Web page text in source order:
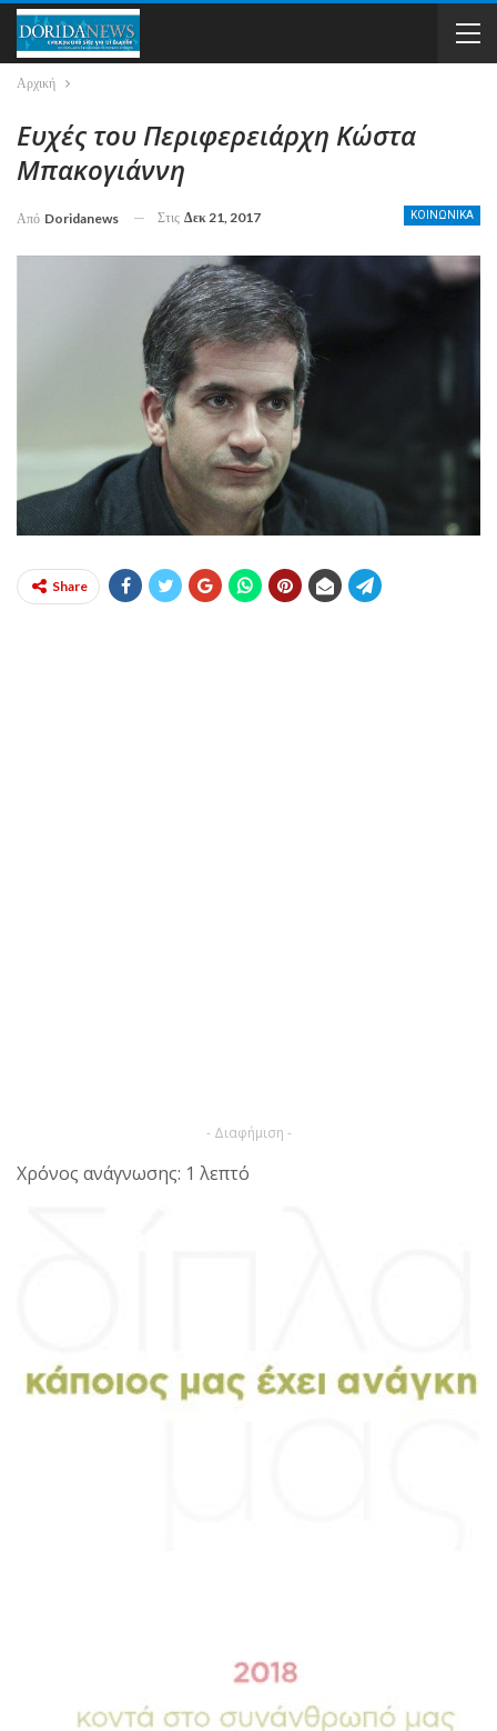
Αρχική
Ευχές του Περιφερειάρχη Κώστα
Μπακογιάννη
ΚΟΙΝΩΝΙΚΑ
Από Doridanews Στις Δεκ 21, 2017
Share
- Διαφήμιση -
Χρόνος ανάγνωσης: 1 λεπτό